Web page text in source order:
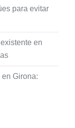
para evitar
en
Girona: